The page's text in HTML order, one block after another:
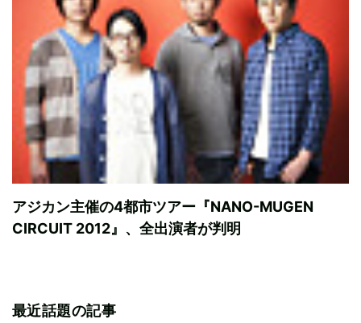
アジカン主催の4都市ツアー『NANO-MUGEN
CIRCUIT 2012』、全出演者が判明
最近話題の記事